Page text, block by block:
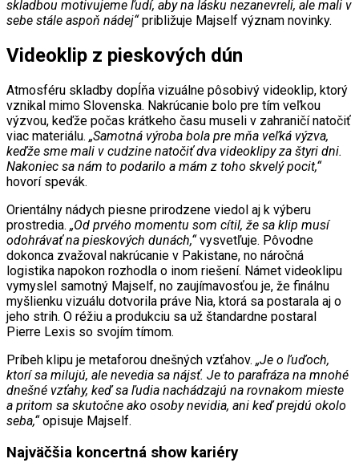
skladbou motivujeme ľudí, aby na lásku nezanevreli, ale mali v
sebe stále aspoň nádej“ približuje Majself význam novinky.
Videoklip z pieskových dún
Atmosféru skladby dopĺňa vizuálne pôsobivý videoklip, ktorý
vznikal mimo Slovenska. Nakrúcanie bolo pre tím veľkou
výzvou, keďže počas krátkeho času museli v zahraničí natočiť
viac materiálu. „Samotná výroba bola pre mňa veľká výzva,
keďže sme mali v cudzine natočiť dva videoklipy za štyri dni.
Nakoniec sa nám to podarilo a mám z toho skvelý pocit,“
hovorí spevák.
Orientálny nádych piesne prirodzene viedol aj k výberu
prostredia. „Od prvého momentu som cítil, že sa klip musí
odohrávať na pieskových dunách,“vysvetľuje. Pôvodne
dokonca zvažoval nakrúcanie v Pakistane, no náročná
logistika napokon rozhodla o inom riešení. Námet videoklipu
vymyslel samotný Majself, no zaujímavosťou je, že finálnu
myšlienku vizuálu dotvorila práve Nia, ktorá sa postarala aj o
jeho strih. O réžiu a produkciu sa už štandardne postaral
Pierre Lexis so svojím tímom.
Príbeh klipu je metaforou dnešných vzťahov. „Je o ľuďoch,
ktorí sa milujú, ale nevedia sa nájsť. Je to parafráza na mnohé
dnešné vzťahy, keď sa ľudia nachádzajú na rovnakom mieste
a pritom sa skutočne ako osoby nevidia, ani keď prejdú okolo
seba,“opisuje Majself.
Najväčšia koncertná show kariéry